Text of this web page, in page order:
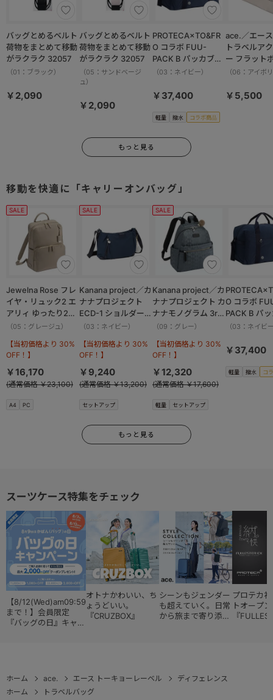
バッグとめるベルト
荷物をまとめて移動
がラクラク 32057
（01：ブラック）
￥2,090
バッグとめるベルト
荷物をまとめて移動
がラクラク 32057
（05：サンドベージ
ュ）
￥2,090
軽量 撥水 コラボ商品
PROTECA×TO&FR
O コラボ FUU-
PACK B パッカブル
ボストンバッグ 軽量
13002
（03：ネイビー）
￥37,400
ace.／エース
トラベルア
ー フラット
ット 17825
（06：アイボ
￥5,500
もっと見る
移動を快適に「キャリーオンバッグ」
SALE
A4 PC
Jewelna Rose フレ
イヤ・リュック2 エ
アリィ ゆったり2ル
ーム 16262
（05：グレージュ）
【当初価格より 30%
OFF！】
￥16,170
(通常価格 ￥23,100)
SALE
セットアップ
Kanana project／カ
ナナプロジェクト
ECD-1 ショルダーバ
ッグ 横 19083
（03：ネイビー）
【当初価格より 30%
OFF！】
￥9,240
(通常価格 ￥13,200)
SALE
軽量 セットアップ
Kanana project／カ
ナナプロジェクト カ
ナナモノグラム 3rd
リュックサック
（09：グレー）
【当初価格より 30%
OFF！】
￥12,320
(通常価格 ￥17,600)
軽量 撥水 コ
O コラボ
PACK B パ
ボストンバ
13002
（03：ネイビ
￥37,400
もっと見る
スーツケース特集をチェック
【8/12(Wed)am09:59
まで！】会員限定
『バッグの日』キャン
オトナかわいい、ち
ょうどいい。
『CRUZBOX』
シーンもジェンダー
も超えていく。日常
から旅まで寄り添う
プロテカ
トオープ
『
ホーム ace. エース トーキョーレーベル
ディフェレンス
ホーム
トラベルバッグ